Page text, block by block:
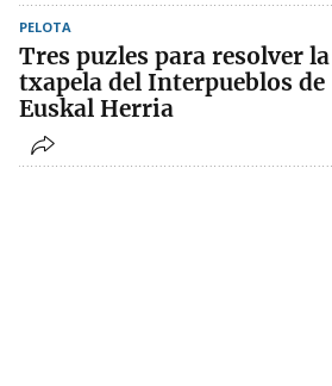
PELOTA
Tres puzles para resolver la
txapela del Interpueblos de
Euskal Herria